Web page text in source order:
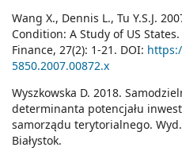
Wang X., Dennis L., Tu Y.S.J.
Condition: A Study of US
Finance, 27(2): 1-21. DOI:
5850.2007.00872.x
Wyszkowska D. 2018.
determinanta potencjału
samorządu terytorialnego.
Białystok.